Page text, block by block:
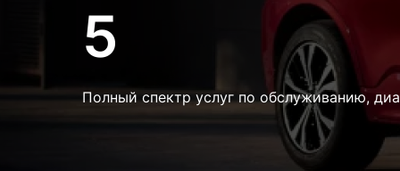
5
Полный спектр услуг по обслуживанию,